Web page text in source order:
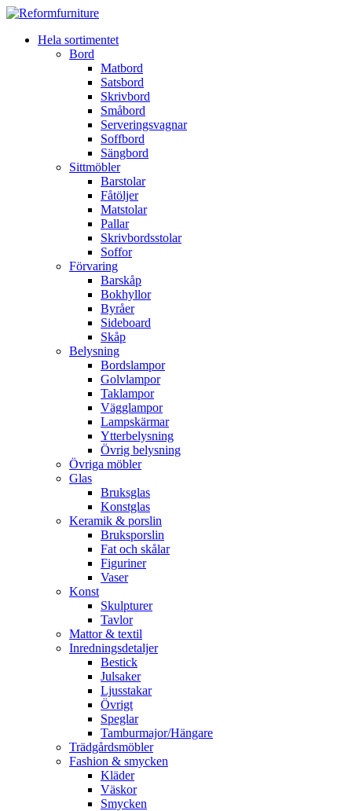
Hela sortimentet
Bord
Matbord
Satsbord
Skrivbord
Småbord
Serveringsvagnar
Soffbord
Sängbord
Sittmöbler
Barstolar
Fåtöljer
Matstolar
Pallar
Skrivbordsstolar
Soffor
Förvaring
Barskåp
Bokhyllor
Byråer
Sideboard
Skåp
Belysning
Bordslampor
Golvlampor
Taklampor
Vägglampor
Lampskärmar
Ytterbelysning
Övrig belysning
Övriga möbler
Glas
Bruksglas
Konstglas
Keramik & porslin
Bruksporslin
Fat och skålar
Figuriner
Vaser
Konst
Skulpturer
Tavlor
Mattor & textil
Inredningsdetaljer
Bestick
Julsaker
Ljusstakar
Övrigt
Speglar
Tamburmajor/Hängare
Trädgårdsmöbler
Fashion & smycken
Kläder
Väskor
Smycken